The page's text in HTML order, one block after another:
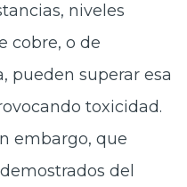
niveles
cobre, o de
pueden superar esa
toxicidad.
embargo, que
del